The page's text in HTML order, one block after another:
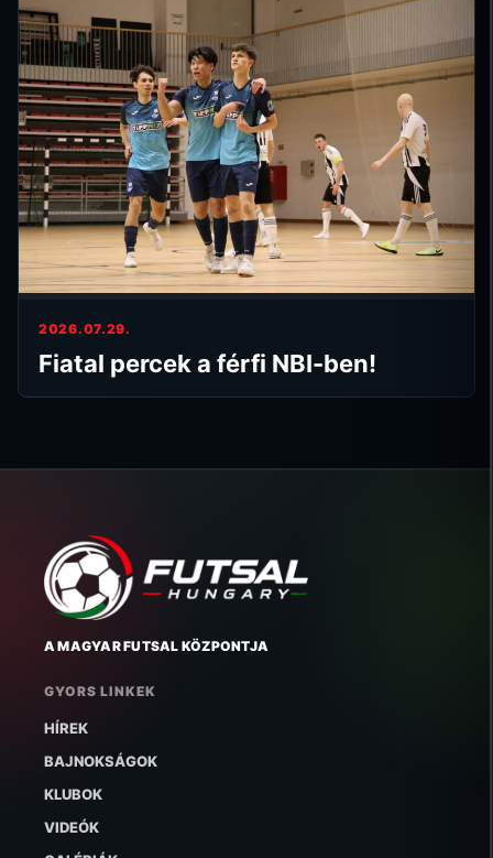
2026.07.29.
Fiatal percek a férfi NBI-ben!
A MAGYAR FUTSAL KÖZPONTJA
GYORS LINKEK
HÍREK
BAJNOKSÁGOK
KLUBOK
VIDEÓK